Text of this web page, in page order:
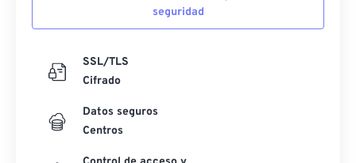
seguridad
SSL/TLS
Cifrado
Datos seguros
Centros